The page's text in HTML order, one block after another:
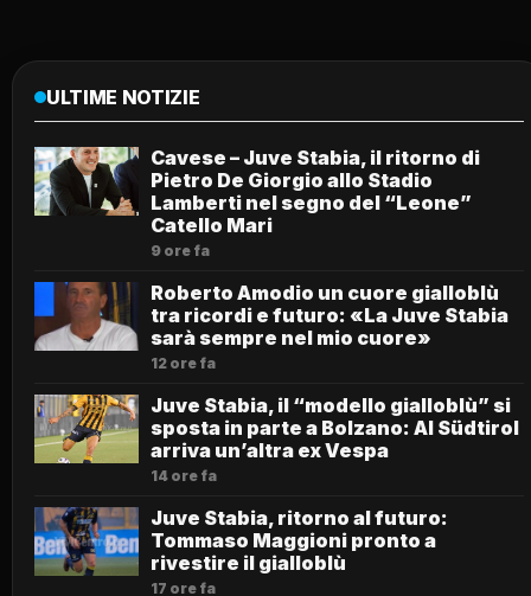
ULTIME NOTIZIE
Cavese – Juve Stabia, il ritorno di
Pietro De Giorgio allo Stadio
Lamberti nel segno del “Leone”
Catello Mari
9 ore fa
Roberto Amodio un cuore gialloblù
tra ricordi e futuro: «La Juve Stabia
sarà sempre nel mio cuore»
12 ore fa
Juve Stabia, il “modello gialloblù” si
sposta in parte a Bolzano: Al Südtirol
arriva un’altra ex Vespa
14 ore fa
Juve Stabia, ritorno al futuro:
Tommaso Maggioni pronto a
rivestire il gialloblù
17 ore fa